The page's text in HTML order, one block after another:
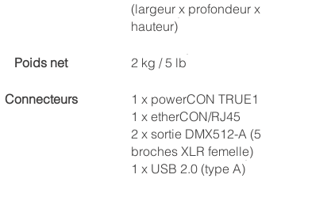
(largeur x profondeur x
hauteur)
Poids net 2 kg / 5 lb
Connecteurs
1 x powerCON TRUE1
1 x etherCON/RJ45
2 x sortie DMX512-A (5
broches XLR femelle)
1 x USB 2.0 (type A)